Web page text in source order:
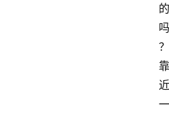
的
吗
？
靠
近
一